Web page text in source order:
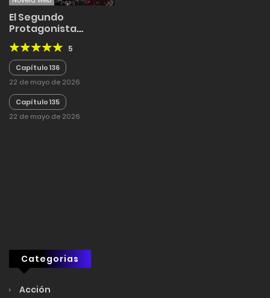
El Segundo
Protagonista
Masculino se Enamoró
de Mí
5
Capítulo 136
22 de mayo de 2026
Capítulo 135
22 de mayo de 2026
Categorias
Acción